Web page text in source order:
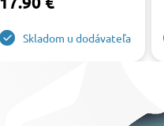
Skladom u dodávateľa